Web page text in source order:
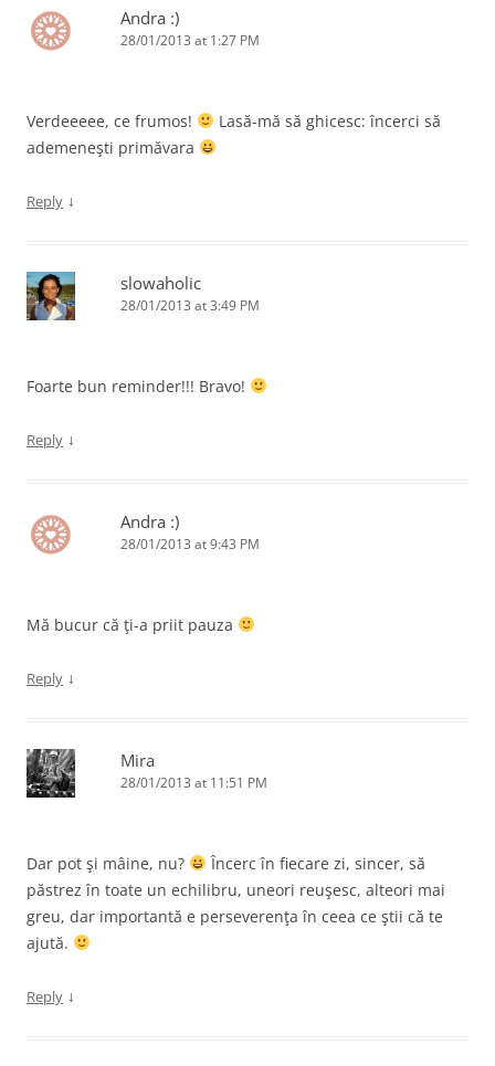
Andra :)
28/01/2013 at 1:27 PM
Verdeeeee, ce frumos!
Lasă-mă să ghicesc: încerci să
ademeneşti primăvara
Reply ↓
slowaholic
28/01/2013 at 3:49 PM
Foarte bun reminder!!! Bravo!
Reply ↓
Andra :)
28/01/2013 at 9:43 PM
Mă bucur că ţi-a priit pauza
Reply ↓
Mira
28/01/2013 at 11:51 PM
Dar pot şi mâine, nu?
Încerc în fiecare zi, sincer, să
păstrez în toate un echilibru, uneori reuşesc, alteori mai
greu, dar importantă e perseverenţa în ceea ce ştii că te
ajută.
Reply ↓